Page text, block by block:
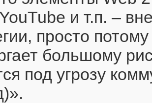
и т.п. –
просто
большому
под угрозу